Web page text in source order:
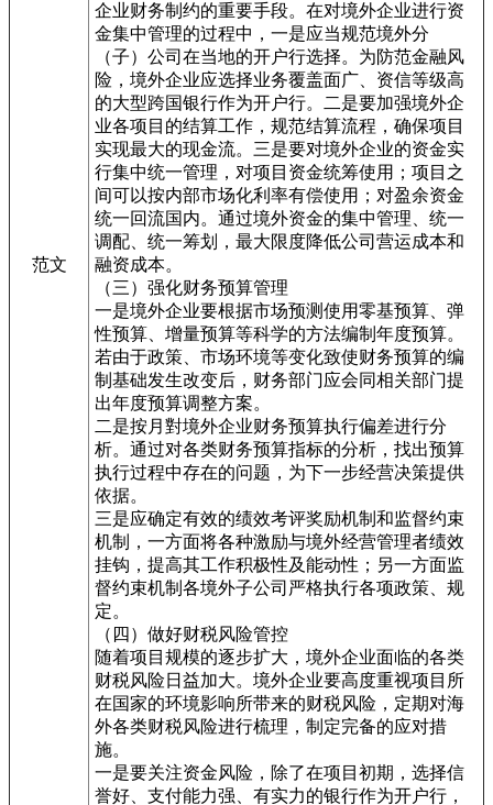
范文
企业财务制约的重要手段。在对境外企业进行资
金集中管理的过程中，一是应当规范境外分
（子）公司在当地的开户行选择。为防范金融风
险，境外企业应选择业务覆盖面广、资信等级高
的大型跨国银行作为开户行。二是要加强境外企
业各项目的结算工作，规范结算流程，确保项目
实现最大的现金流。三是要对境外企业的资金实
行集中统一管理，对项目资金统筹使用；项目之
间可以按内部市场化利率有偿使用；对盈余资金
统一回流国内。通过境外资金的集中管理、统一
调配、统一筹划，最大限度降低公司营运成本和
融资成本。
（三）强化财务预算管理
一是境外企业要根据市场预测使用零基预算、弹
性预算、增量预算等科学的方法编制年度预算。
若由于政策、市场环境等变化致使财务预算的编
制基础发生改变后，财务部门应会同相关部门提
出年度预算调整方案。
二是按月對境外企业财务预算执行偏差进行分
析。通过对各类财务预算指标的分析，找出预算
执行过程中存在的问题，为下一步经营决策提供
依据。
三是应确定有效的绩效考评奖励机制和监督约束
机制，一方面将各种激励与境外经营管理者绩效
挂钩，提高其工作积极性及能动性；另一方面监
督约束机制各境外子公司严格执行各项政策、规
定。
（四）做好财税风险管控
随着项目规模的逐步扩大，境外企业面临的各类
财税风险日益加大。境外企业要高度重视项目所
在国家的环境影响所带来的财税风险，定期对海
外各类财税风险进行梳理，制定完备的应对措
施。
一是要关注资金风险，除了在项目初期，选择信
誉好、支付能力强、有实力的银行作为开户行，